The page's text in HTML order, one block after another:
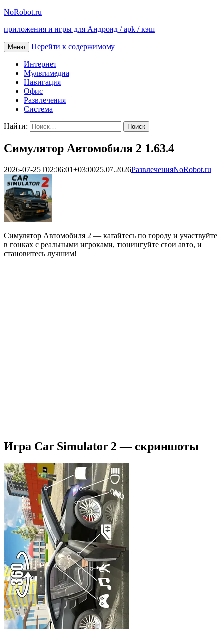
NoRobot.ru
приложения и игры для Андроид / apk / кэш
Меню Перейти к содержимому
Интернет
Мультимедиа
Навигация
Офис
Развлечения
Система
Найти:
Симулятор Автомобиля 2 1.63.4
2026-07-25T02:06:01+03:0025.07.2026РазвлеченияNoRobot.ru
Симулятор Автомобиля 2 — катайтесь по городу и участвуйте
в гонках с реальными игроками, тюнингуйте свои авто, и
становитесь лучшим!
Игра Car Simulator 2 — скриншоты